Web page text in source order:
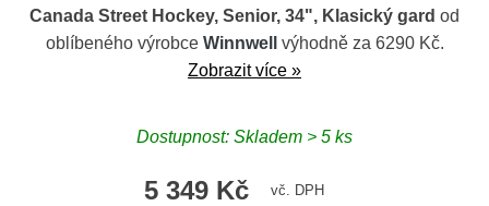
Canada Street Hockey, Senior, 34", Klasický gard od
oblíbeného výrobce Winnwell
výhodně za 6290 Kč.
Zobrazit více »
Dostupnost: Skladem > 5 ks
5 349 Kč vč. DPH